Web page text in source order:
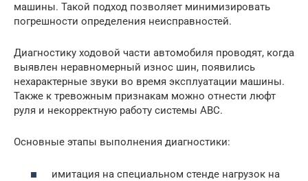
машины. Такой подход позволяет минимизировать
погрешности определения неисправностей.
Диагностику ходовой части автомобиля проводят, когда
выявлен неравномерный износ шин, появились
нехарактерные звуки во время эксплуатации машины.
Также к тревожным признакам можно отнести люфт
руля и некорректную работу системы АВС.
Основные этапы выполнения диагностики:
имитация на специальном стенде нагрузок на